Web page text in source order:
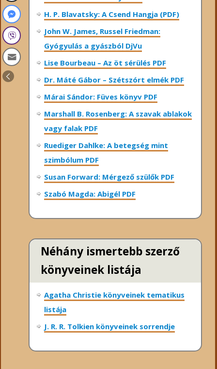
H. P. Blavatsky: A Csend Hangja (PDF)
John W. James, Russel Friedman:
Gyógyulás a gyászból DjVu
Lise Bourbeau – Az öt sérülés PDF
Dr. Máté Gábor – Szétszórt elmék PDF
Márai Sándor: Füves könyv PDF
Marshall B. Rosenberg: A szavak ablakok
vagy falak PDF
Ruediger Dahlke: A betegség mint
szimbólum PDF
Susan Forward: Mérgező szülők PDF
Szabó Magda: Abigél PDF
Néhány ismertebb szerző
könyveinek listája
Agatha Christie könyveinek tematikus
listája
J. R. R. Tolkien könyveinek sorrendje